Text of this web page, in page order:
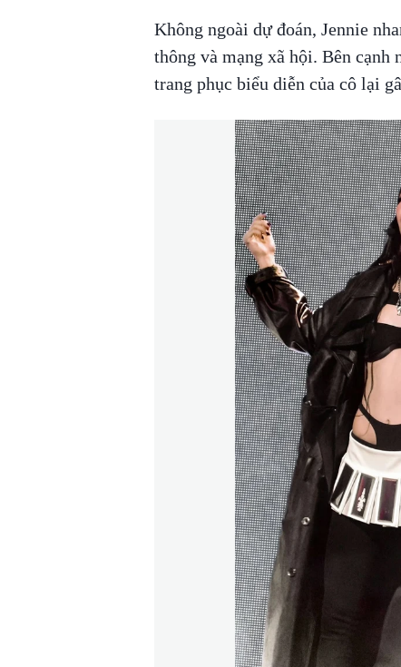
Không ngoài dự đoán, Jennie
thông và mạng xã hội. Bên cạnh
trang phục biểu diễn của cô lại